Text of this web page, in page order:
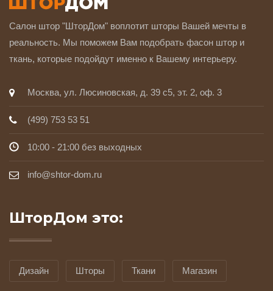
Салон штор "ШторДом" воплотит шторы Вашей мечты в
реальность. Мы поможем Вам подобрать фасон штор и
ткань, которые подойдут именно к Вашему интерьеру.
Москва, ул. Люсиновская, д. 39 с5, эт. 2, оф. 3
(499) 753 53 51
10:00 - 21:00 без выходных
info@shtor-dom.ru
ШторДом это:
Дизайн Шторы Ткани Магазин